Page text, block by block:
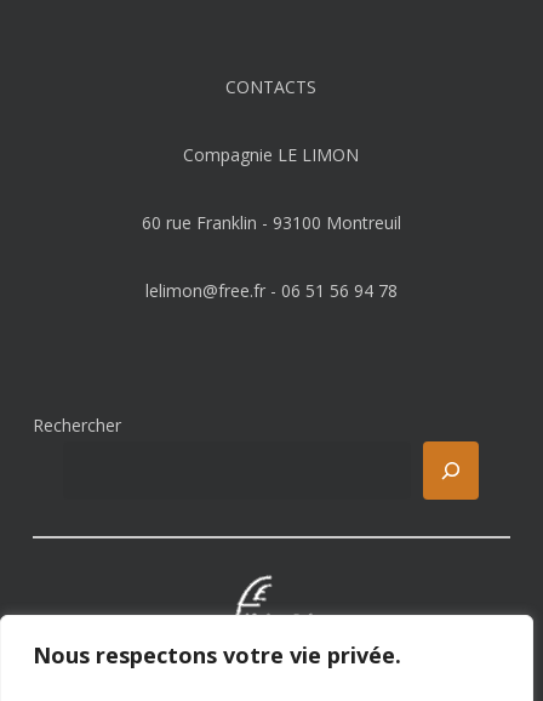
Nous respectons votre vie privée.
CONTACTS
Compagnie LE LIMON
60 rue Franklin - 93100 Montreuil
lelimon@free.fr- 06 51 56 94 78
Rechercher